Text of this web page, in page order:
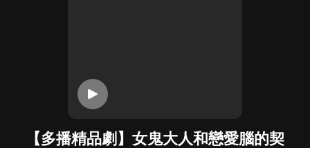
【多播精品劇】女鬼大人和戀愛腦的契